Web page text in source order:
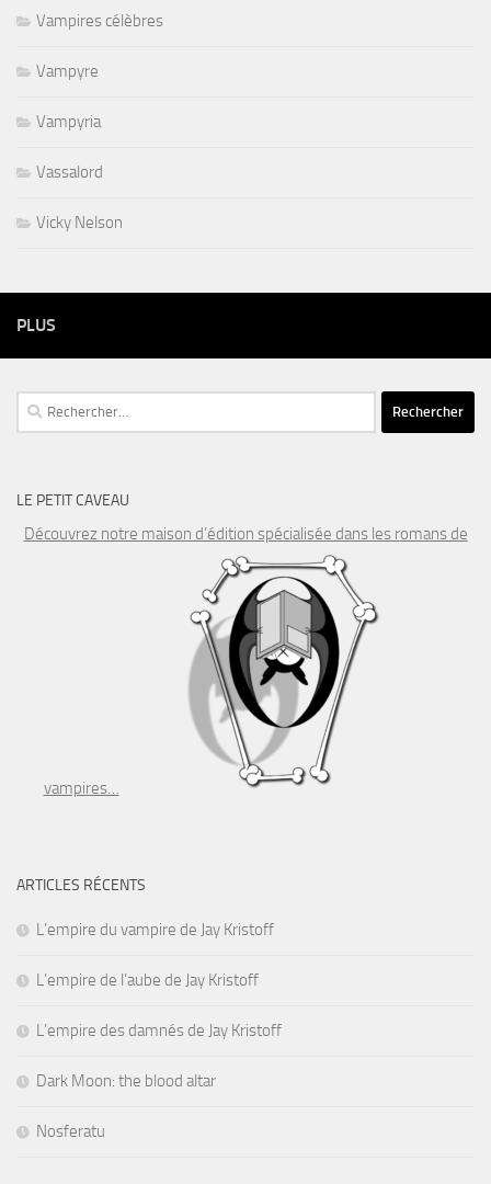
Vampires célèbres
Vampyre
Vampyria
Vassalord
Vicky Nelson
PLUS
Rechercher :
LE PETIT CAVEAU
Découvrez notre maison d’édition spécialisée dans les romans de
vampires…
ARTICLES RÉCENTS
L’empire du vampire de Jay Kristoff
L’empire de l’aube de Jay Kristoff
L’empire des damnés de Jay Kristoff
Dark Moon: the blood altar
Nosferatu